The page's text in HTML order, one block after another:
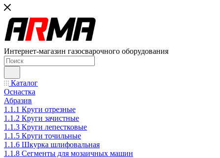
Интернет-магазин газосварочного оборудования
Каталог
Оснастка
Абразив
1.1.1 Круги отрезные
1.1.2 Круги зачистные
1.1.3 Круги лепестковые
1.1.5 Круги точильные
1.1.6 Шкурка шлифовальная
1.1.8 Сегменты для мозаичных машин